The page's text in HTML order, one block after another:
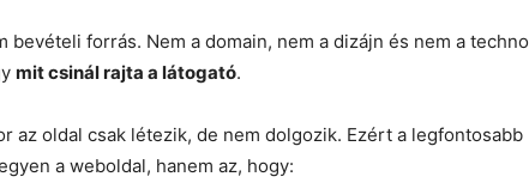
bevételi forrás. Nem a domain, nem a dizájn és nem a
mit csinál rajta a látogató.
az oldal csak létezik, de nem dolgozik. Ezért a legfontosabb
a weboldal, hanem az, hogy: